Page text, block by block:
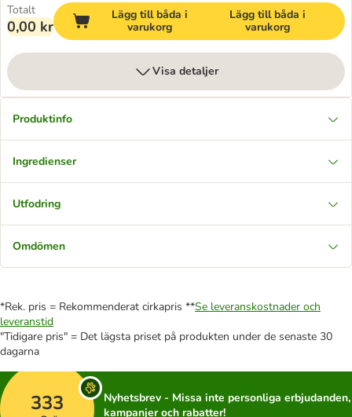
Totalt
0,00 kr
Lägg till båda i
varukorg
Lägg till båda i
varukorg
Visa detaljer
Produktinfo
Ingredienser
Utfodring
Omdömen
*Rek. pris = Rekommenderat cirkapris **Se leveranskostnader och
leveranstid
"Tidigare pris" = Det lägsta priset på produkten under de senaste 30
dagarna
333
Nyhetsbrev - Missa inte personliga erbjudanden,
kampanjer och rabatter!